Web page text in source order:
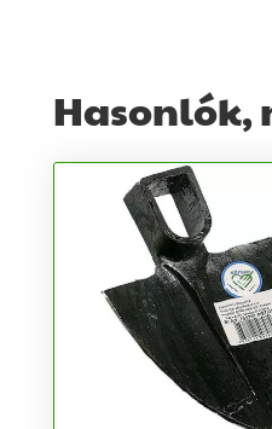
Hasonlók,